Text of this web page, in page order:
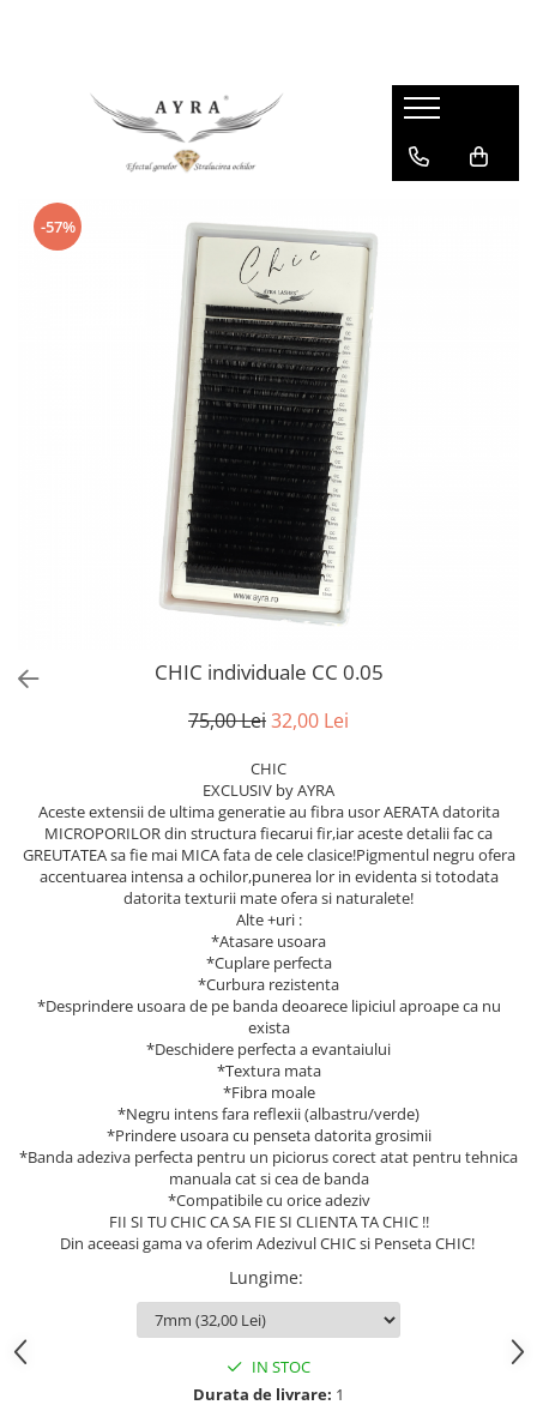
Individuale - 20 linii
Individuale - 6 linii
Mix - 20 linii
Mix - 6 linii
Ombre individuale - 6 linii
-57%
CHIC individuale CC 0.05
75,00 Lei32,00 Lei
CHIC
EXCLUSIV by AYRA
Aceste extensii de ultima generatie au fibra usor AERATA datorita
MICROPORILOR din structura fiecarui fir,iar aceste detalii fac ca
GREUTATEA sa fie mai MICA fata de cele clasice!Pigmentul negru ofera
accentuarea intensa a ochilor,punerea lor in evidenta si totodata
datorita texturii mate ofera si naturalete!
Alte +uri :
*Atasare usoara
*Cuplare perfecta
*Curbura rezistenta
*Desprindere usoara de pe banda deoarece lipiciul aproape ca nu
exista
*Deschidere perfecta a evantaiului
*Textura mata
*Fibra moale
*Negru intens fara reflexii (albastru/verde)
*Prindere usoara cu penseta datorita grosimii
*Banda adeziva perfecta pentru un piciorus corect atat pentru tehnica
manuala cat si cea de banda
*Compatibile cu orice adeziv
FII SI TU CHIC CA SA FIE SI CLIENTA TA CHIC !!
Din aceeasi gama va oferim Adezivul CHIC si Penseta CHIC!
Lungime:
IN STOC
Durata de livrare: 1